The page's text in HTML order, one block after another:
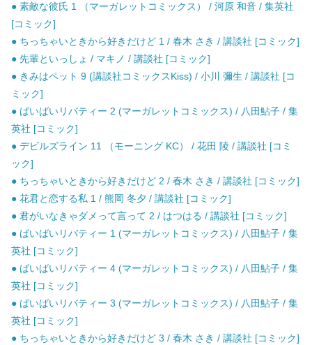
● 素敵な彼氏 1 （マーガレットコミックス） / 河原 和音 / 集英社
[コミック]
● ちっちゃいときから好きだけど 1 / 春木 さき / 講談社 [コミック]
● 先輩といっしょ / マキノ / 講談社 [コミック]
● きみはペット 9 (講談社コミックスKiss) / 小川 彌生 / 講談社 [コ
ミック]
● ばいばいリバティー 2 (マーガレットコミックス) / 八田鮎子 / 集
英社 [コミック]
● デビルズライン 11 （モーニング KC） / 花田 陵 / 講談社 [コミ
ック]
● ちっちゃいときから好きだけど 2 / 春木 さき / 講談社 [コミック]
● 花君と恋する私 1 / 熊岡 冬夕 / 講談社 [コミック]
● 君がいなきゃダメって言って 2 / はつはる / 講談社 [コミック]
● ばいばいリバティー 1 (マーガレットコミックス) / 八田鮎子 / 集
英社 [コミック]
● ばいばいリバティー 4 (マーガレットコミックス) / 八田鮎子 / 集
英社 [コミック]
● ばいばいリバティー 3 (マーガレットコミックス) / 八田鮎子 / 集
英社 [コミック]
● ちっちゃいときから好きだけど 3 / 春木 さき / 講談社 [コミック]